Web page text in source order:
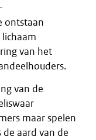
ontstaan
van het
van de
maar spelen
aard van de